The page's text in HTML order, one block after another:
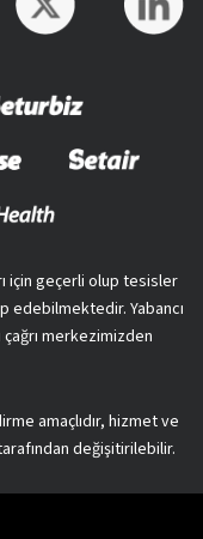
için geçerli olup tesisler
edebilmektedir. Yabancı
merkezimizden
amaçlıdır, hizmet ve
değişitirilebilir.